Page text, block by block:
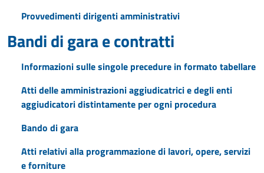
Provvedimenti dirigenti amministrativi
Bandi di gara e contratti
Informazioni sulle singole precedure in formato tabellare
Atti delle amministrazioni aggiudicatrici e degli enti
aggiudicatori distintamente per ogni procedura
Bando di gara
Atti relativi alla programmazione di lavori, opere, servizi
e forniture